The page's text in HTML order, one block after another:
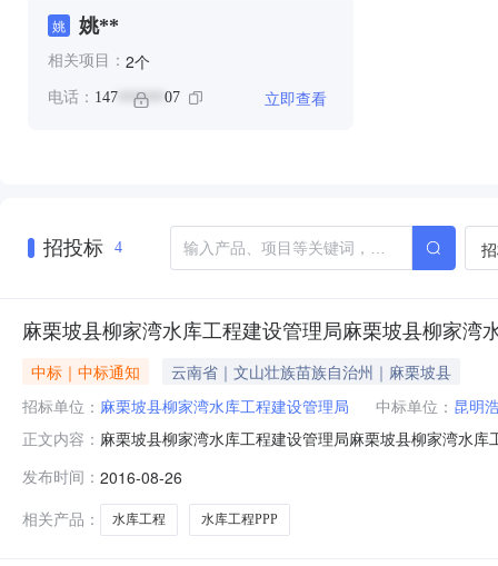
姚 姚**
相关项目： 2个
电话： 147 ****** 07 立即查看
招投标 4
麻栗坡县柳家湾水库工程建设管理局麻栗坡县柳家
中标｜中标通知
云南省｜文山壮族苗族自治州｜麻栗坡县
招标单位： 麻栗坡县柳家湾水库工程建设管理局 中标单位： 昆明
正文内容： 麻栗坡县柳家湾水库工程建设管理局麻栗坡县柳家湾水
理机构：云南辅成招标咨询有限公司服务要求项目开工
告村，水库总
发布时间： 2016-08-26
相关产品：
水库工程 水库工程PPP